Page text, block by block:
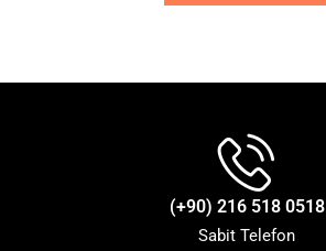
(+90) 216 518 0518
Sabit Telefon